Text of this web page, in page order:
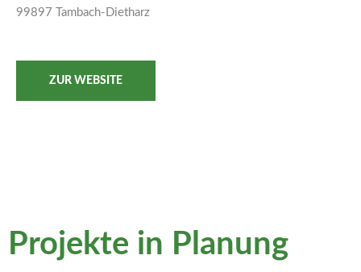
99897 Tambach-Dietharz
ZUR WEBSITE
Projekte in Planung